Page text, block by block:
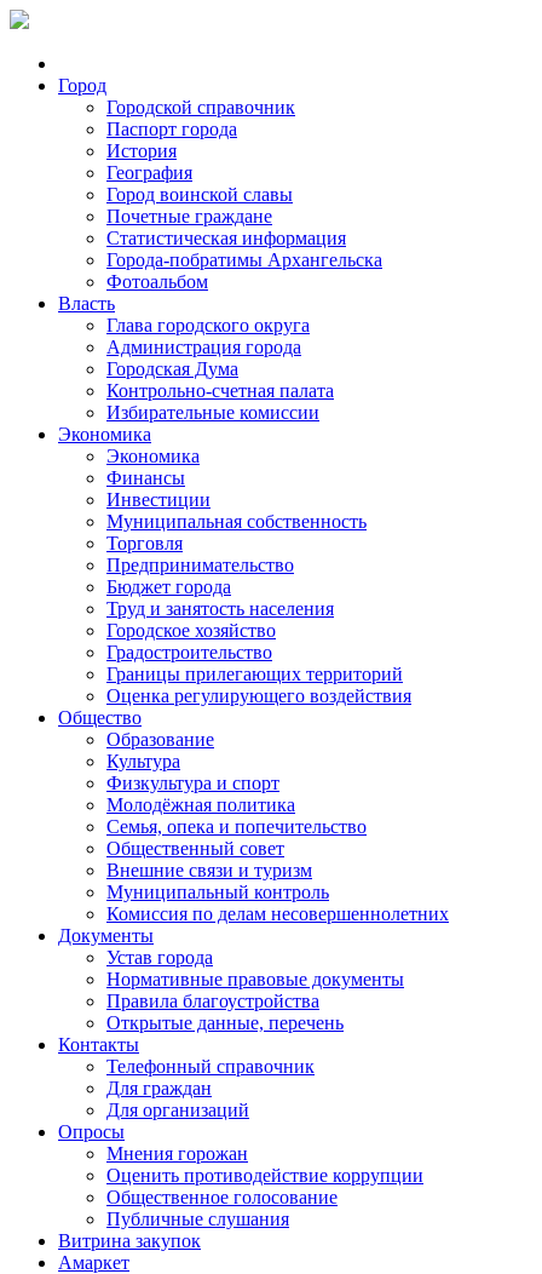
Город
Городской справочник
Паспорт города
История
География
Город воинской славы
Почетные граждане
Статистическая информация
Города-побратимы Архангельска
Фотоальбом
Власть
Глава городского округа
Администрация города
Городская Дума
Контрольно-счетная палата
Избирательные комиссии
Экономика
Экономика
Финансы
Инвестиции
Муниципальная собственность
Торговля
Предпринимательство
Бюджет города
Труд и занятость населения
Городское хозяйство
Градостроительство
Границы прилегающих территорий
Оценка регулирующего воздействия
Общество
Образование
Культура
Физкультура и спорт
Молодёжная политика
Семья, опека и попечительство
Общественный совет
Внешние связи и туризм
Муниципальный контроль
Комиссия по делам несовершеннолетних
Документы
Устав города
Нормативные правовые документы
Правила благоустройства
Открытые данные, перечень
Контакты
Телефонный справочник
Для граждан
Для организаций
Опросы
Мнения горожан
Оценить противодействие коррупции
Общественное голосование
Публичные слушания
Витрина закупок
Амаркет